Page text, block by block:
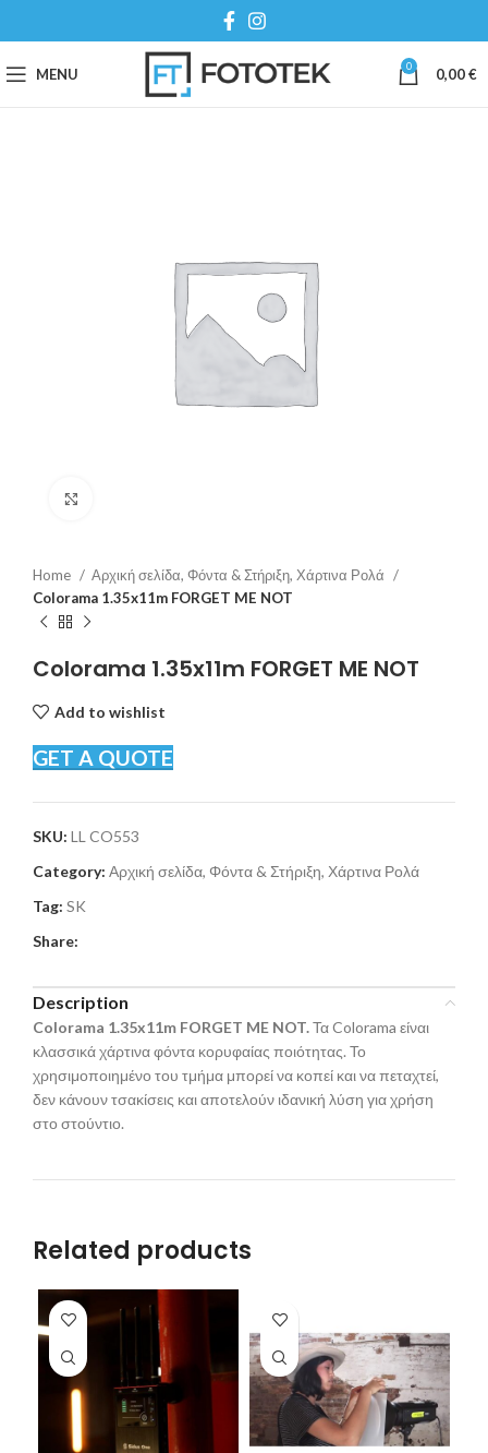
MENU 0 0,00€
Home
Αρχική σελίδα, Φόντα & Στήριξη, Χάρτινα Ρολά
Colorama 1.35x11m FORGET ME NOT
Colorama 1.35x11m FORGET ME NOT
Add to wishlist
GET A QUOTE
SKU: LL CO553
Category: Αρχική σελίδα, Φόντα & Στήριξη, Χάρτινα Ρολά
Tag: SK
Share:
Description
Colorama 1.35x11m FORGET ME NOT.Τα Colorama είναι
κλασσικά χάρτινα φόντα κορυφαίας ποιότητας. Το
χρησιμοποιημένο του τμήμα μπορεί να κοπεί και να πεταχτεί,
δεν κάνουν τσακίσεις και αποτελούν ιδανική λύση για χρήση
στο στούντιο.
Related products